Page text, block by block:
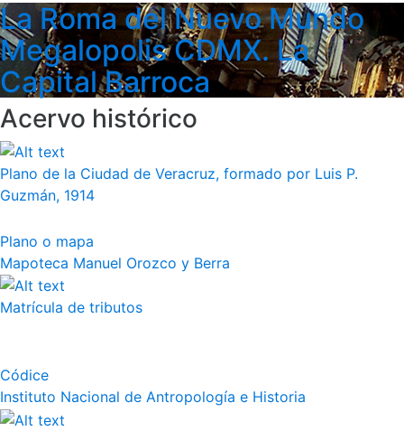
La Roma del Nuevo Mundo
Megalopolis CDMX. La
Capital Barroca
Acervo histórico
Plano de la Ciudad de Veracruz, formado por Luis P.
Guzmán, 1914
Plano o mapa
Mapoteca Manuel Orozco y Berra
Matrícula de tributos
Códice
Instituto Nacional de Antropología e Historia